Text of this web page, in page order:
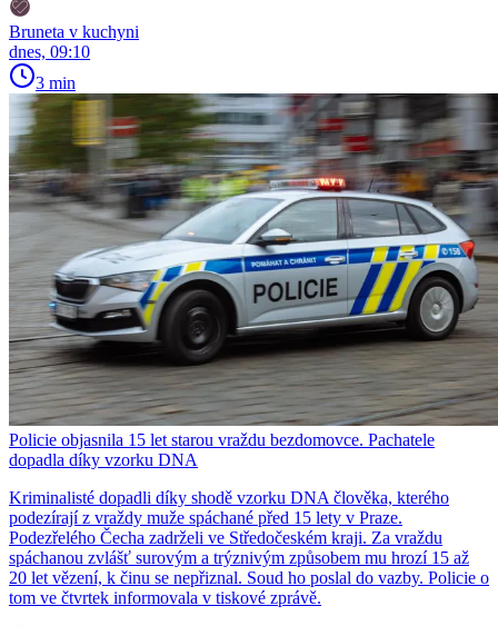
Bruneta v kuchyni
dnes, 09:10
3 min
Policie objasnila 15 let starou vraždu bezdomovce. Pachatele
dopadla díky vzorku DNA
Kriminalisté dopadli díky shodě vzorku DNA člověka, kterého
podezírají z vraždy muže spáchané před 15 lety v Praze.
Podezřelého Čecha zadrželi ve Středočeském kraji. Za vraždu
spáchanou zvlášť surovým a trýznivým způsobem mu hrozí 15 až
20 let vězení, k činu se nepřiznal. Soud ho poslal do vazby. Policie o
tom ve čtvrtek informovala v tiskové zprávě.